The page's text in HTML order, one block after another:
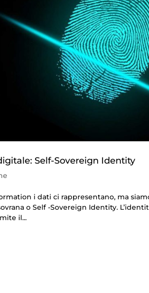
Self-Sovereign Identity
i dati ci rappresentano, ma
o Self -Sovereign Identity.
il...